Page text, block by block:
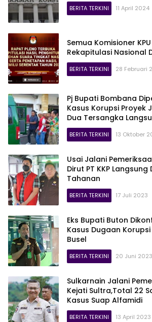
BERITA TERKINI 11 April 2024
Semua Komisioner
Rekapitulasi Nasional
BERITA TERKINI 28 Februari
Pj Bupati Bombana
Kasus Korupsi Proyek
Dua Tersangka
BERITA TERKINI 13 Oktober
Usai Jalani
Dirut PT KKP
Tahanan
BERITA TERKINI 17 Juli 2023
Eks Bupati Buton
Kasus Dugaan
Busel
BERITA TERKINI 20 Juni 2023
Sulkarnain Jalani
Kejati Sultra,Total 22
Kasus Suap Alfamidi
BERITA TERKINI 13 April 2023